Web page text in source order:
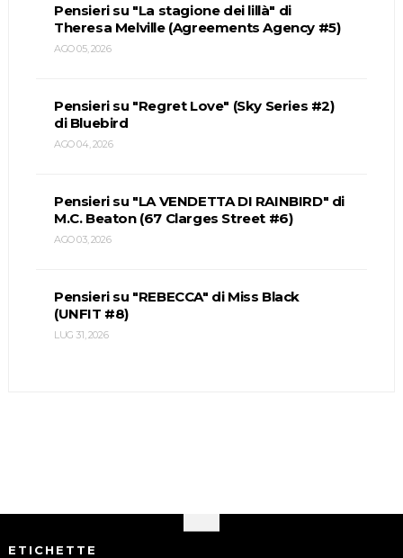
Pensieri su "La stagione dei lillà" di
Theresa Melville (Agreements Agency #5)
AGO 05, 2026
Pensieri su "Regret Love" (Sky Series #2)
di Bluebird
AGO 04, 2026
Pensieri su "LA VENDETTA DI RAINBIRD" di
M.C. Beaton (67 Clarges Street #6)
AGO 03, 2026
Pensieri su "REBECCA" di Miss Black
(UNFIT #8)
LUG 31, 2026
ETICHETTE